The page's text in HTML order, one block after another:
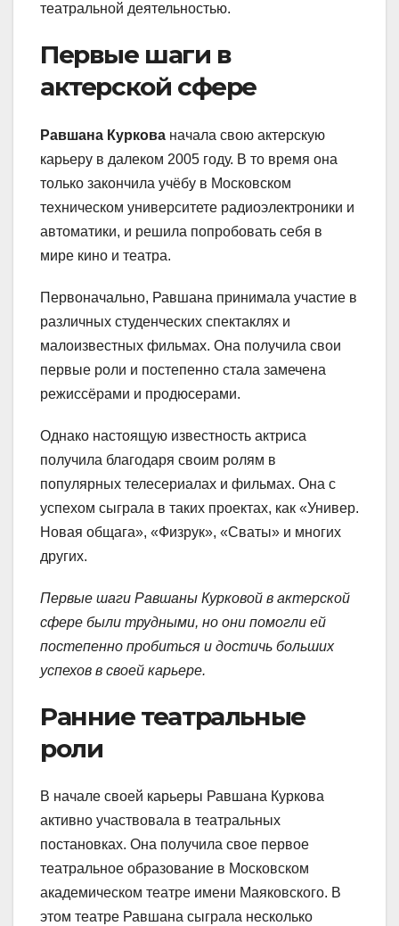
театральной деятельностью.
Первые шаги в
актерской сфере
Равшана Куркова начала свою актерскую
карьеру в далеком 2005 году. В то время она
только закончила учёбу в Московском
техническом университете радиоэлектроники и
автоматики, и решила попробовать себя в
мире кино и театра.
Первоначально, Равшана принимала участие в
различных студенческих спектаклях и
малоизвестных фильмах. Она получила свои
первые роли и постепенно стала замечена
режиссёрами и продюсерами.
Однако настоящую известность актриса
получила благодаря своим ролям в
популярных телесериалах и фильмах. Она с
успехом сыграла в таких проектах, как «Универ.
Новая общага», «Физрук», «Сваты» и многих
других.
Первые шаги Равшаны Курковой в актерской
сфере были трудными, но они помогли ей
постепенно пробиться и достичь больших
успехов в своей карьере.
Ранние театральные
роли
В начале своей карьеры Равшана Куркова
активно участвовала в театральных
постановках. Она получила свое первое
театральное образование в Московском
академическом театре имени Маяковского. В
этом театре Равшана сыграла несколько